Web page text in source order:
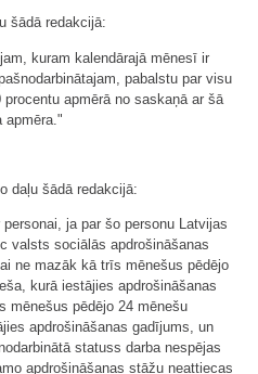
šādā redakcijā:
kuram kalendārajā mēnesī ir
pabalstu par visu
apmērā no saskaņā ar šā
apmēra."
daļu šādā redakcijā:
ja par šo personu Latvijas
valsts sociālās apdrošināšanas
ne mazāk kā trīs mēnešus pēdējo
kurā iestājies apdrošināšanas
mēnešus pēdējo 24 mēnešu
apdrošināšanas gadījums, un
statuss darba nespējas
apdrošināšanas stāžu neattiecas